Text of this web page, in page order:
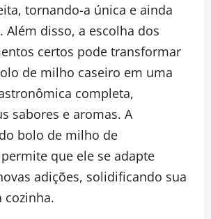
tornando-a única e ainda
Além disso, a escolha dos
certos pode transformar
de milho caseiro em uma
completa,
sabores e aromas. A
bolo de milho de
que ele se adapte
adições, solidificando sua
cozinha.